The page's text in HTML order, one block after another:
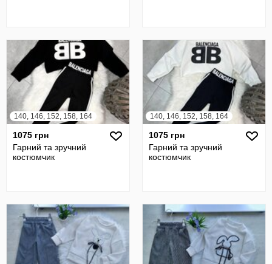
140, 146, 152, 158, 164
1075 грн
Гарний та зручний
костюмчик
140, 146, 152, 158, 164
1075 грн
Гарний та зручний
костюмчик